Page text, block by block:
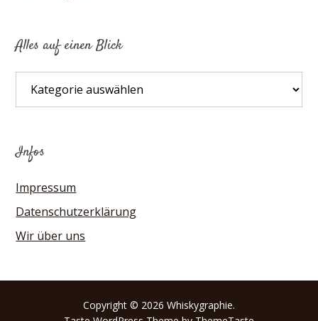
Alles auf einen Blick
auf
Infos
Impressum
Datenschutzerklärung
Wir über uns
Copyright © 2026 Whiskygraphie.